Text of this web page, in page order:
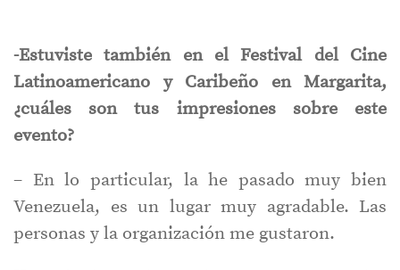
-Estuviste también en el Festival del Cine
Latinoamericano y Caribeño en Margarita,
¿cuáles son tus impresiones sobre este
evento?
– En lo particular, la he pasado muy bien
Venezuela, es un lugar muy agradable. Las
personas y la organización me gustaron.